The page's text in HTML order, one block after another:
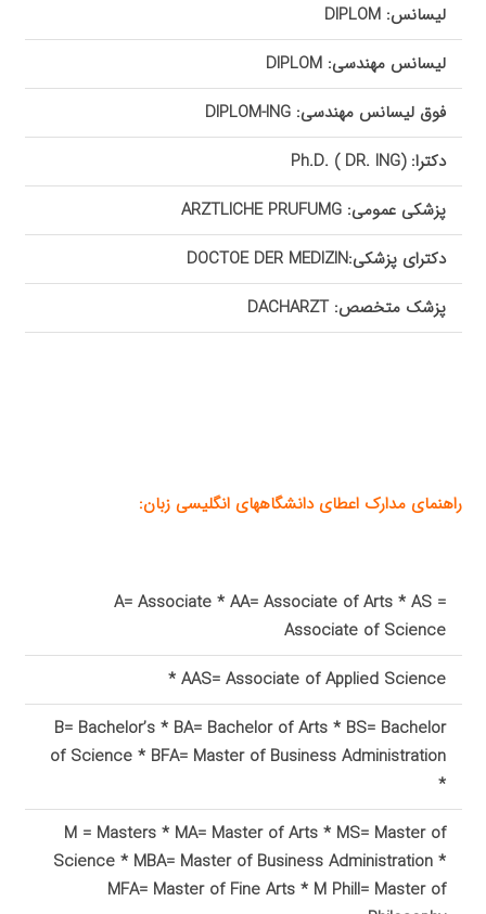
لیسانس:DIPLOM
لیسانس مهندسی:DIPLOM
فوق لیسانس مهندسی:DIPLOM-ING
دکترا:
Ph.D. ( DR. ING)
پزشکی عمومی:ARZTLICHE PRUFUMG
دکترای پزشکی:DOCTOE DER MEDIZIN
پزشک متخصص:DACHARZT
راهنمای مدارک اعطای دانشگاههای انگلیسی زبان:
A= Associate * AA= Associate of Arts * AS =
Associate of Science
AAS= Associate of Applied Science
*
B= Bachelor’s * BA= Bachelor of Arts * BS= Bachelor
of Science * BFA= Master of Business Administration
*
M = Masters * MA= Master of Arts * MS= Master of
Science * MBA= Master of Business Administration*
MFA= Master of Fine Arts * M Phill= Master of